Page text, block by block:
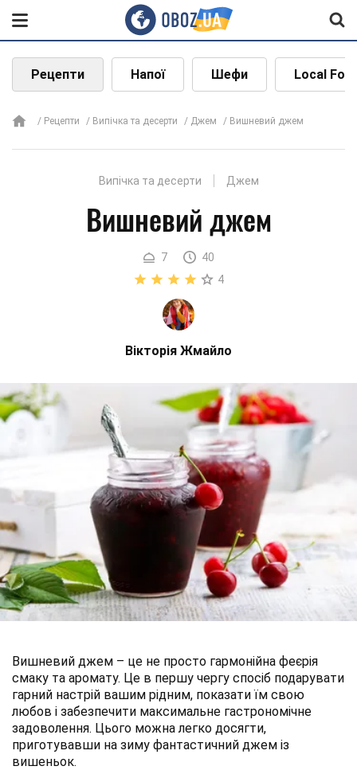
Рецепти Напої Шефи Local
Рецепти Випічка та десерти Джем Вишневий джем
Випічка та десерти Джем
Вишневий джем
7
40
4
Вікторія Жмайло
Вишневий джем – це не просто гармонійна феєрія
смаку та аромату. Це в першу чергу спосіб подарувати
гарний настрій вашим рідним, показати їм свою
любов і забезпечити максимальне гастрономічне
задоволення. Цього можна легко досягти,
приготувавши на зиму фантастичний джем із
вишеньок.